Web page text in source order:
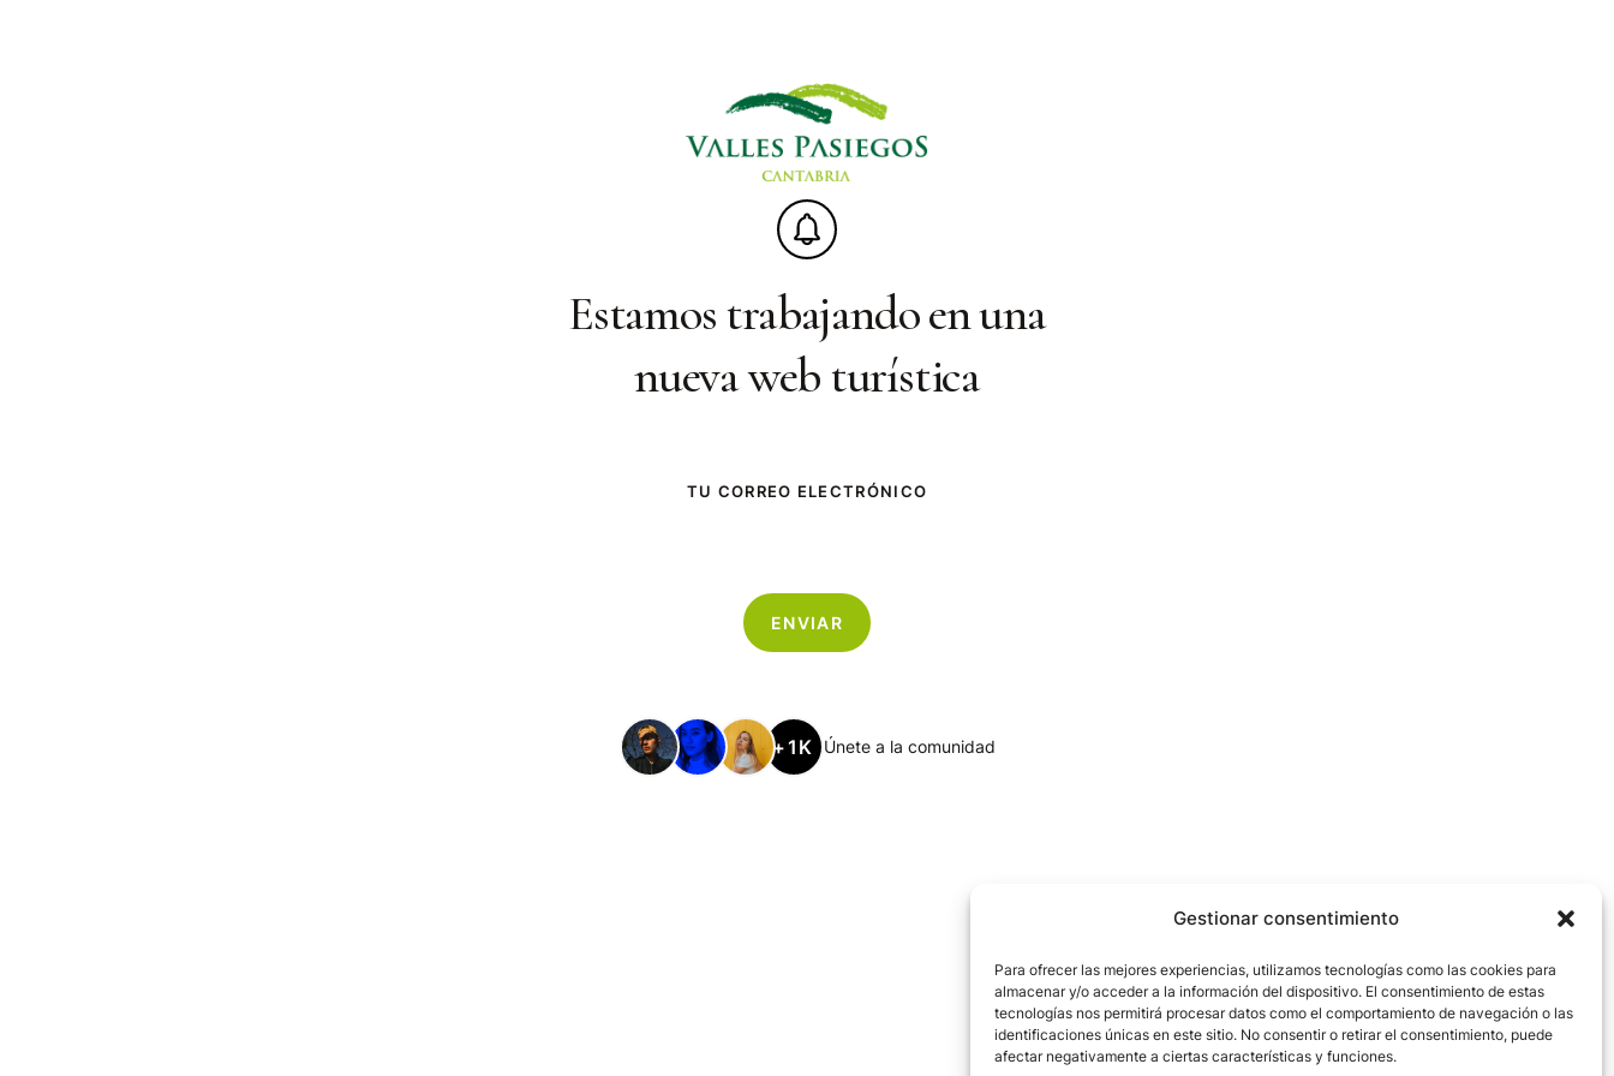
Gestionar consentimiento
Para ofrecer las mejores experiencias, utilizamos tecnologías como las cookies para
almacenar y/o acceder a la información del dispositivo. El consentimiento de estas
tecnologías nos permitirá procesar datos como el comportamiento de navegación o las
identificaciones únicas en este sitio. No consentir o retirar el consentimiento, puede
afectar negativamente a ciertas características y funciones.
Estamos trabajando en una
nueva web turística
TU CORREO ELECTRÓNICO
+1K Únete a la comunidad